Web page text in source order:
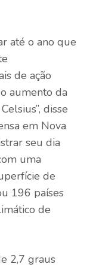
até o ano que
de ação
aumento da
disse
em Nova
seu dia
uma
de
196 países
de
2,7 graus